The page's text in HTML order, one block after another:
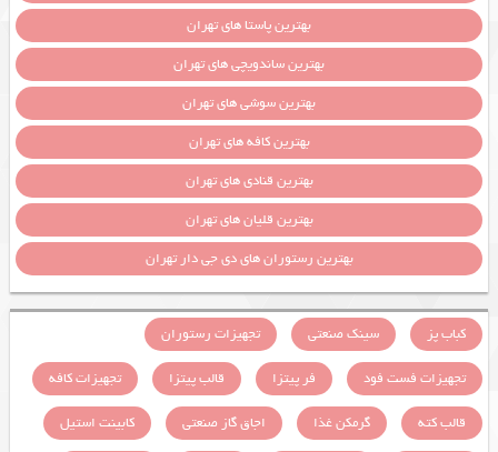
بهترین پاستا های تهران
بهترین ساندویچی های تهران
بهترین سوشی های تهران
بهترین کافه های تهران
بهترین قنادی های تهران
بهترین قلیان های تهران
بهترین رستوران های دی جی دار تهران
کباب پز سینک صنعتی
تجهیزات رستوران
تجهیزات فست فود
فر پیتزا قالب پیتزا
تجهیزات کافه
قالب کته
گرمکن غذا اجاق گاز صنعتی
کابینت استیل